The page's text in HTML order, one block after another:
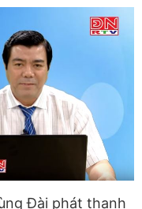
Đài phát thanh